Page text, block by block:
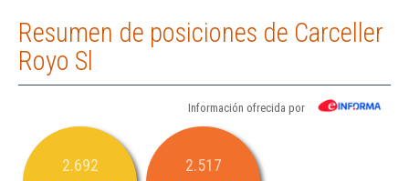
Resumen de posiciones de Carceller
Royo Sl
Información ofrecida por
2.692 2.517